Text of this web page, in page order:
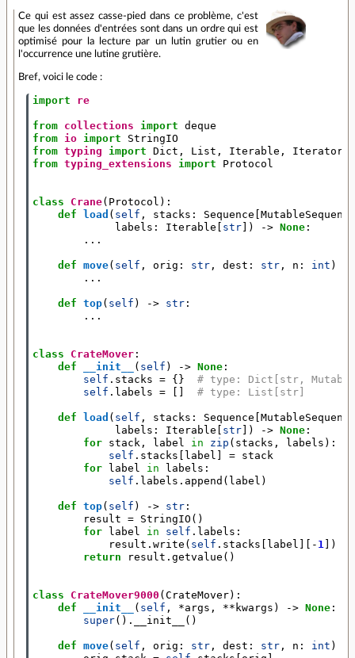
Ce qui est assez casse-pied dans ce problème, c'est
que les données d'entrées sont dans un ordre qui est
optimisé pour la lecture par un lutin grutier ou en
l'occurrence une lutine grutière.
Bref, voici le code :
import re
from collections import deque
from io import
StringIO
from typing import Dict , List , Iterable , Iterator
from typing_extensions import Protocol
class Crane( Protocol ):
def
load ( self , stacks : Sequence MutableSequence
labels : Iterable str ]) -> None :
...
def move( self , orig : str , dest : str , n : int )
...
def top( self ) -> str :
...
class CrateMover :
def
__init__ ( self ) -> None :
self . stacks = {}
# type: Dict[str,
self . labels = # type: List[str]
def load ( self , stacks : Sequence MutableSequence
labels : Iterable str ]) -> None :
for stack , label in zip ( stacks , labels ):
self . stacks label = stack
for
label in labels :
self . labels . append ( label )
def top( self ) -> str :
result = StringIO ()
for
label in self . labels :
result . write ( self . stacks label - 1 ])
return
result . getvalue ()
class CrateMover9000 ( CrateMover):
def
__init__ ( self , *args , ** kwargs ) -> None :
super() . __init__ ()
def move( self , orig : str , dest : str , n : int )